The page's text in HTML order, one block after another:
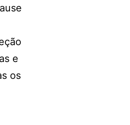
e
os